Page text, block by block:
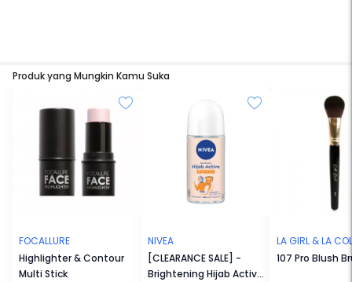
Produk yang Mungkin Kamu Suka
FOCALLURE
Highlighter & Contour
Multi Stick
NIVEA
[CLEARANCE SALE] -
Brightening Hijab Active
LA GIRL & LA
107 Pro Blush